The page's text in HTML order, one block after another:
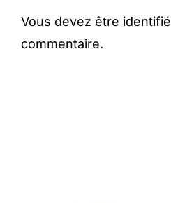
Vous devez être identifié
commentaire.